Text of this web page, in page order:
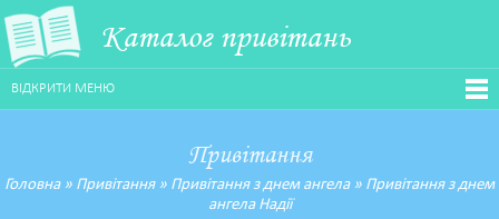
Каталог привітань
ВІДКРИТИ МЕНЮ
Привітання
Головна» Привітання» Привітання з днем ангела» Привітання з днем
ангела Надії